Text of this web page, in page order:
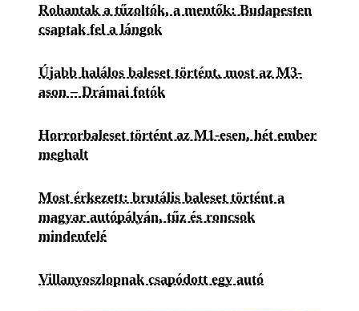
Rohantak a tűzoltók, a mentők: Budapesten
csaptak fel a lángok
Újabb halálos baleset történt, most az M3-
ason – Drámai fotók
Horrorbaleset történt az M1-esen, hét ember
meghalt
Most érkezett: brutális baleset történt a
magyar autópályán, tűz és roncsok
mindenfelé
Villanyoszlopnak csapódott egy autó